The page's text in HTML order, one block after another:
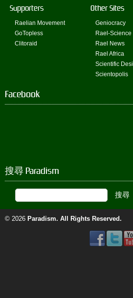
Supporters
Raelian Movement
GoTopless
Clitoraid
Other Sites
Geniocracy
Rael-Science
Rael News
Rael Africa
Scientific
Scientopolis
Facebook
搜尋 Paradism
© 2026 Paradism. All Rights Reserved.